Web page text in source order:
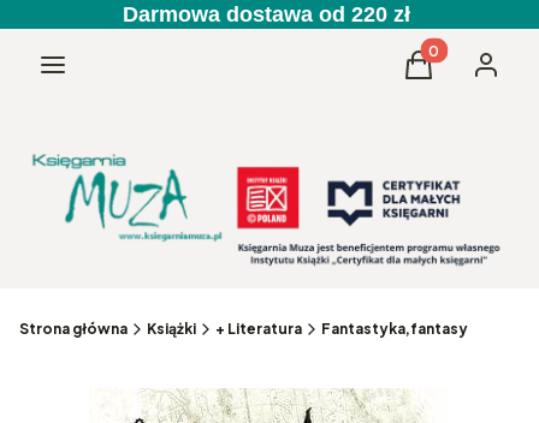
Darmowa dostawa od 220 zł
Menu Produkty w
Koszyk
Strona główna Książki + Literatura Fantastyka,fantasy